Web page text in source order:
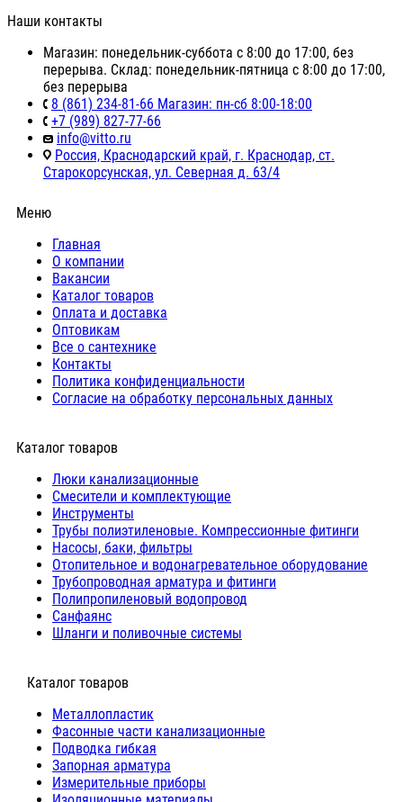
Наши контакты
Магазин: понедельник-суббота с 8:00 до 17:00, без
перерыва. Склад: понедельник-пятница с 8:00 до 17:00,
без перерыва
8 (861) 234-81-66 Магазин: пн-сб 8:00-18:00
+7 (989) 827-77-66
info@vitto.ru
Россия, Краснодарский край, г. Краснодар, ст.
Старокорсунская, ул. Северная д. 63/4
Меню
Главная
О компании
Вакансии
Каталог товаров
Оплата и доставка
Оптовикам
Все о сантехнике
Контакты
Политика конфиденциальности
Согласие на обработку персональных данных
Каталог товаров
Люки канализационные
Cмесители и комплектующие
Инструменты
Трубы полиэтиленовые. Компрессионные фитинги
Насосы, баки, фильтры
Отопительное и водонагревательное оборудование
Трубопроводная арматура и фитинги
Полипропиленовый водопровод
Санфаянс
Шланги и поливочные системы
⠀Каталог товаров
Металлопластик
Фасонные части канализационные
Подводка гибкая
Запорная арматура
Измерительные приборы